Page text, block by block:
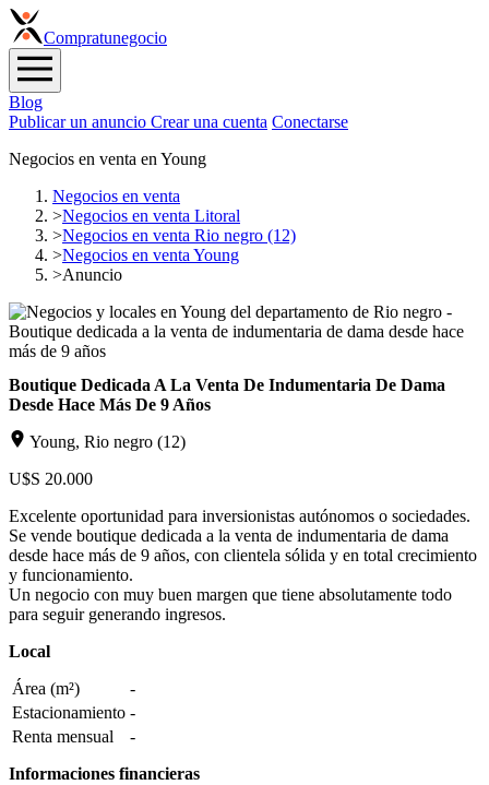
Compratunegocio
Blog
Publicar un anuncio Crear una cuenta Conectarse
Negocios en venta en Young
Negocios en venta
>Negocios en venta Litoral
>Negocios en venta Rio negro (12)
>Negocios en venta Young
>Anuncio
Boutique Dedicada A La Venta De Indumentaria De Dama
Desde Hace Más De 9 Años
Young, Rio negro (12)
U$S 20.000
Excelente oportunidad para inversionistas autónomos o sociedades.
Se vende boutique dedicada a la venta de indumentaria de dama
desde hace más de 9 años, con clientela sólida y en total crecimiento
y funcionamiento.
Un negocio con muy buen margen que tiene absolutamente todo
para seguir generando ingresos.
Local
Área (m²)
-
Estacionamiento -
Renta mensual
-
Informaciones financieras